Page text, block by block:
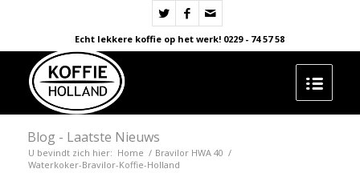
Echt lekkere koffie op het werk! 0229 - 74 57 58
Blog - Laatste Nieuws
U bevindt zich hier: Home / Bravilor HWA 40 /
Waterkoker-Bravilor-Koffie-Holland